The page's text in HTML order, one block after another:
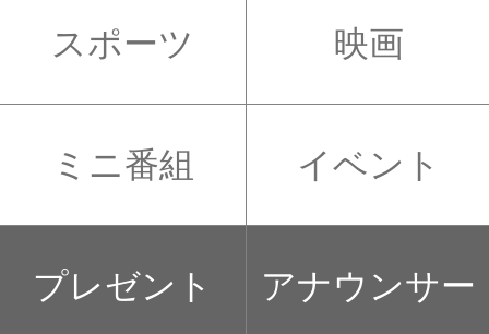
スポーツ 映画
ミニ番組 イベント
プレゼント アナウンサー